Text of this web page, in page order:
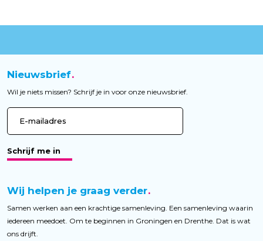
Wij helpen je graag verder
Samen werken aan een krachtige samenleving. Een samenleving waarin
iedereen meedoet. Om te beginnen in Groningen en Drenthe. Dat is wat
ons drijft.
Nieuwsbrief
Wil je niets missen? Schrijf je in voor onze nieuwsbrief.
Schrijf me in